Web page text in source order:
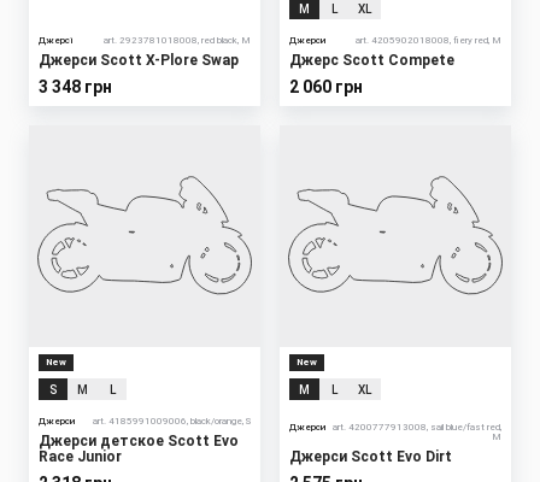
Джерсі art. 2923781018008, red black, M
Джерси Scott X-Plore Swap
3 348 грн
M XL
Джерси art. 4205902018008, fiery red, M
Джерс Scott Compete
2 060 грн
New
S M
Джерси art. 4185991009006, black/orange, S
Джерси детское Scott Evo
Race Junior
New
M XL
Джерси
art. 4200777913008, sail blue/fast red,
M
Джерси Scott Evo Dirt